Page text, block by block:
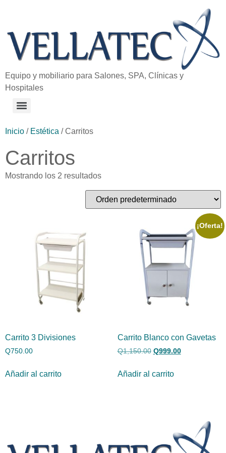
Equipo y mobiliario para Salones, SPA, Clínicas y
Hospitales
Inicio / Estética / Carritos
Carritos
Mostrando los 2 resultados
Carrito 3 Divisiones
Q750.00
Añadir al carrito
¡Oferta!
Carrito Blanco con Gavetas
Q1,150.00 Q999.00
Añadir al carrito